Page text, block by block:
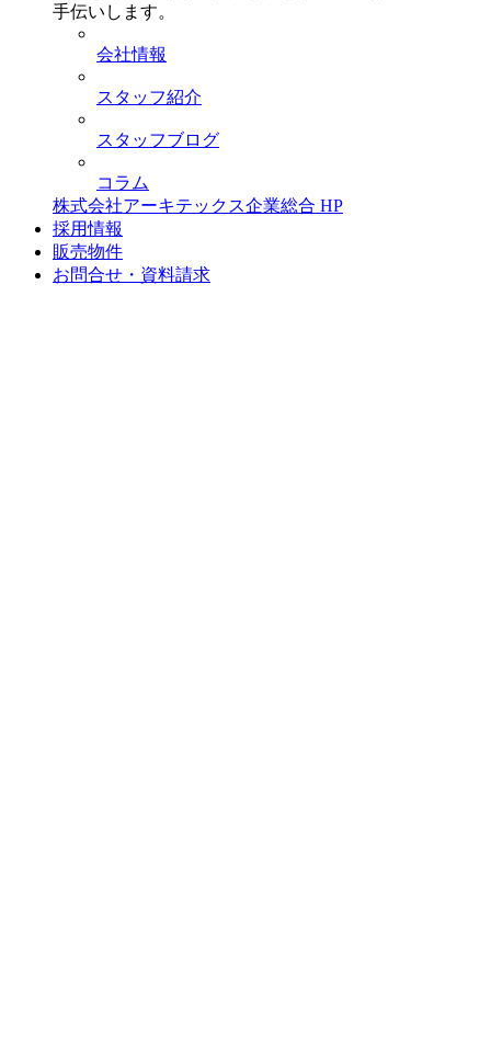
手伝いします。
会社情報
スタッフ紹介
スタッフブログ
コラム
株式会社アーキテックス企業総合 HP
採用情報
販売物件
お問合せ・資料請求